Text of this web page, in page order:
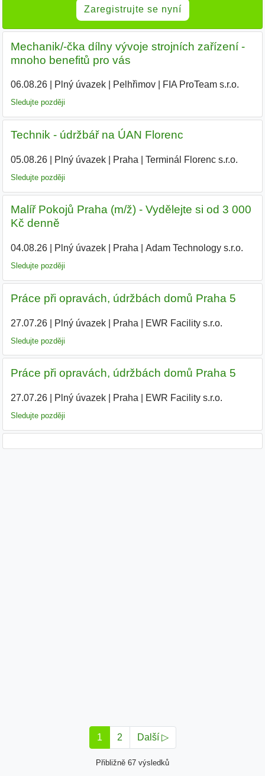
Zaregistrujte se nyní
Mechanik/-čka dílny vývoje strojních zařízení -
mnoho benefitů pro vás
06.08.26| Plný úvazek| Pelhřimov| FIA ProTeam s.r.o.
Sledujte později
Technik - údržbář na ÚAN Florenc
05.08.26| Plný úvazek| Praha Terminál Florenc s.r.o.
Sledujte později
Malíř Pokojů Praha (m/ž) - Vydělejte si od 3 000
Kč denně
04.08.26| Plný úvazek| Praha Adam Technology s.r.o.
Sledujte později
Práce při opravách, údržbách domů Praha 5
27.07.26| Plný úvazek| Praha EWR Facility s.r.o.
Sledujte později
Práce při opravách, údržbách domů Praha 5
27.07.26| Plný úvazek| Praha EWR Facility s.r.o.
Sledujte později
1 2 Další ▷
Přibližně 67 výsledků